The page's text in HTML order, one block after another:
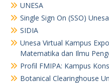
UNESA
Single Sign On (SSO) Unesa
SIDIA
Unesa Virtual Kampus
Matematika dan Ilmu
Profil FMIPA: Kampus
Botanical Clearinghouse